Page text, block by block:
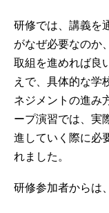
研修では、講義を
がなぜ必要なのか
取組を進めれば良
えで、具体的な学
ネジメントの進み
ープ演習では、実
進していく際に必
れました。
研修参加者からは、